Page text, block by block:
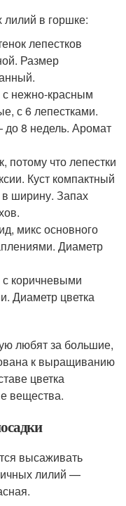
в горшке:
лепестков
Размер
нежно-красным
с 6 лепестками.
8 недель. Аромат
потому что лепестки
Куст компактный
ширину. Запах
микс основного
Диаметр
коричневыми
Диаметр цветка
любят за большие,
к выращиванию
цветка
вещества.
высаживать
лилий —